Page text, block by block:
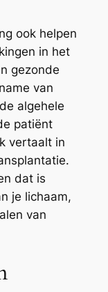
ook helpen
in het
gezonde
van
algehele
patiënt
vertaalt in
dat is
je lichaam,
van